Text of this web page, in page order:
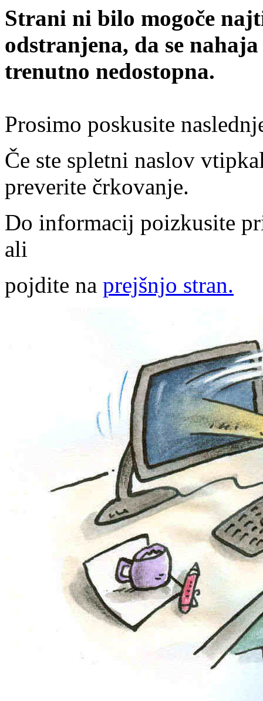
Strani ni bilo mogoče
odstranjena, da se
trenutno nedostopna.
Prosimo poskusite
Če ste spletni naslov
preverite črkovanje.
Do informacij poizkusite
ali
pojdite na prejšnjo stran.